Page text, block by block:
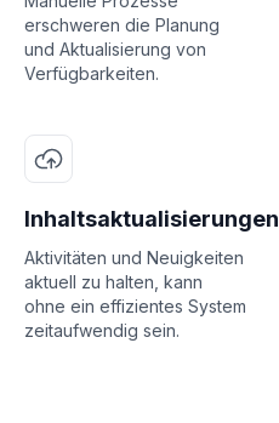
erschweren die Planung
und Aktualisierung von
Verfügbarkeiten.
Inhaltsaktualisierungen
Aktivitäten und Neuigkeiten
aktuell zu halten, kann
ohne ein effizientes System
zeitaufwendig sein.